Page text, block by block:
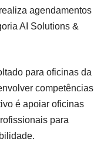
agendamentos
AI Solutions &
para oficinas da
competências
é apoiar oficinas
para